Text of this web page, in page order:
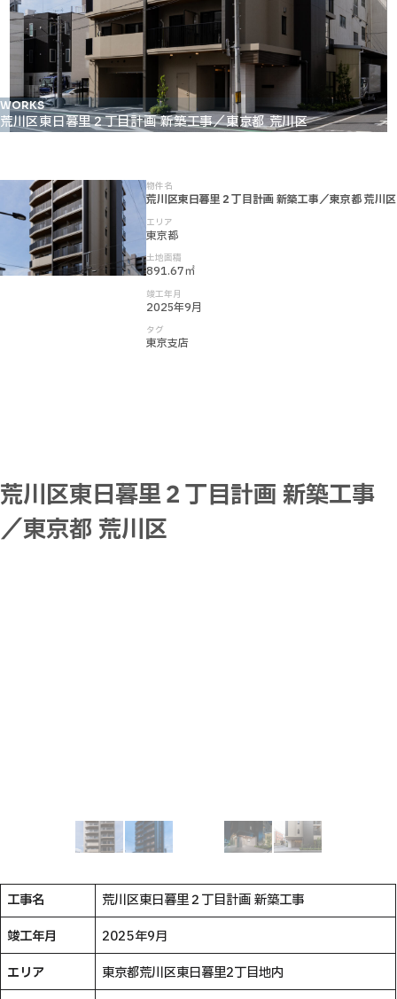
WORKS
荒川区東日暮里２丁目計画 新築工事／東京都 荒川区
荒川区東日暮里２丁目計画 新築工事
／東京都 荒川区
工事名
荒川区東日暮里２丁目計画 新築工事
竣工年月
2025年9月
エリア
東京都荒川区東日暮里2丁目地内
物件名
荒川区東日暮里２丁目計画 新築工事／東京都 荒川区
エリア
東京都
土地面積
891.67㎡
竣工年月
2025年9月
タグ
東京支店